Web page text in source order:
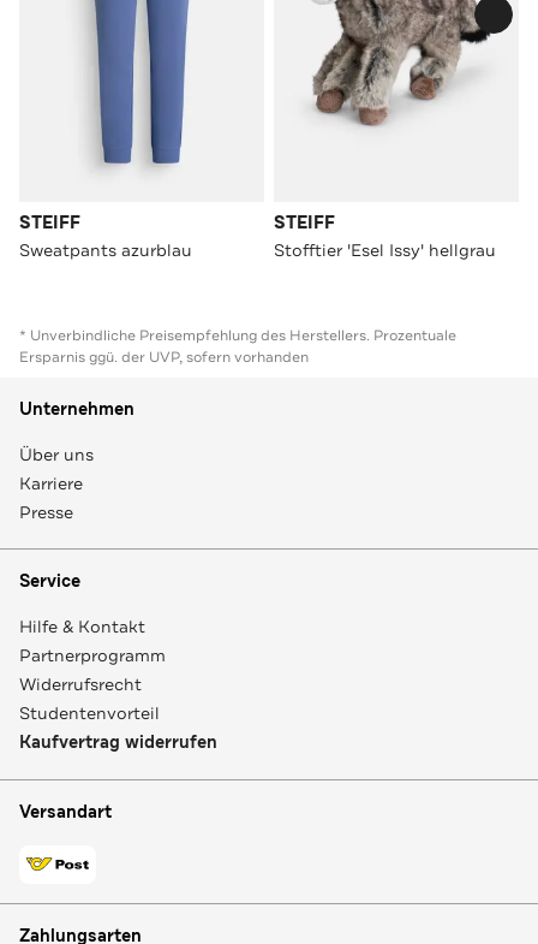
STEIFF
Sweatpants azurblau
STEIFF
Stofftier 'Esel Issy' hellgrau
* Unverbindliche Preisempfehlung des Herstellers. Prozentuale
Ersparnis ggü. der UVP, sofern vorhanden
Unternehmen
Über uns
Karriere
Presse
Service
Hilfe & Kontakt
Partnerprogramm
Widerrufsrecht
Studentenvorteil
Kaufvertrag widerrufen
Versandart
Zahlungsarten